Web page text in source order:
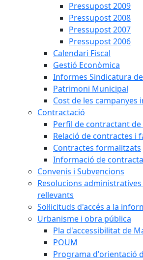
Pressupost 2009
Pressupost 2008
Pressupost 2007
Pressupost 2006
Calendari Fiscal
Gestió Econòmica
Informes Sindicatura
Patrimoni Municipal
Cost de les campanyes
Contractació
Perfil de contractant
Relació de contractes i
Contractes formalitzats
Informació de
Convenis i Subvencions
Resolucions
rellevants
Sol·licituds d'accés a la
Urbanisme i obra pública
Pla d'accessibilitat de
POUM
Programa d'orientació